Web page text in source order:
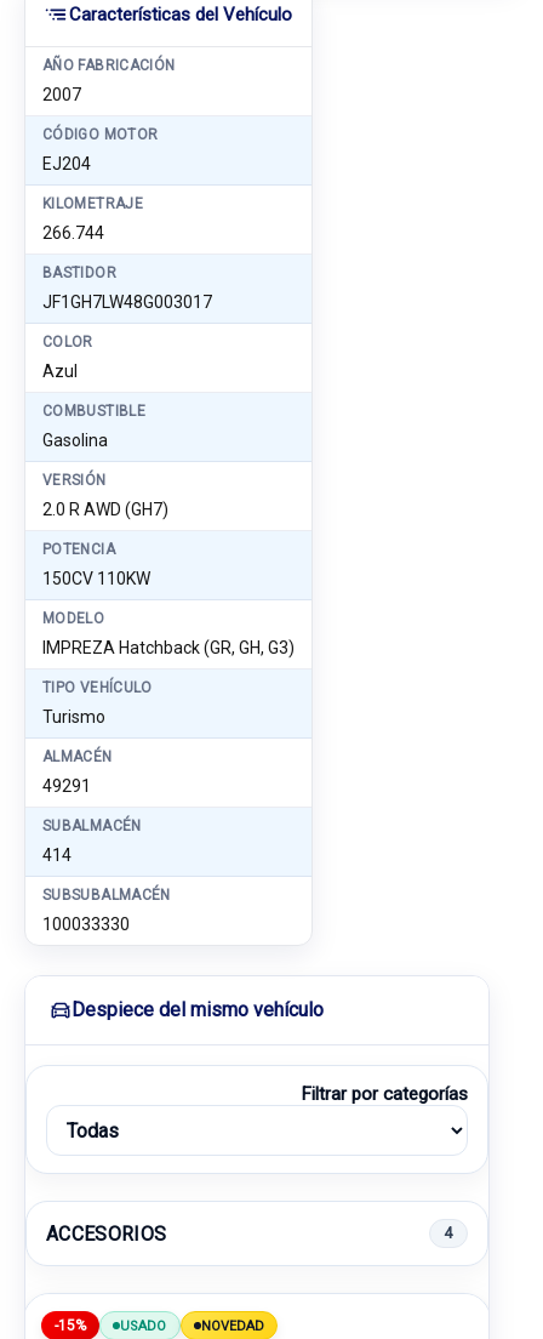
Características del Vehículo
AÑO FABRICACIÓN
2007
CÓDIGO MOTOR
EJ204
KILOMETRAJE
266.744
BASTIDOR
JF1GH7LW48G003017
COLOR
Azul
COMBUSTIBLE
Gasolina
VERSIÓN
2.0 R AWD (GH7)
POTENCIA
150CV 110KW
MODELO
IMPREZA Hatchback (GR, GH, G3)
TIPO VEHÍCULO
Turismo
ALMACÉN
49291
SUBALMACÉN
414
SUBSUBALMACÉN
100033330
Despiece del mismo vehículo
Filtrar por categorías
ACCESORIOS 4
-15% USADO NOVEDAD